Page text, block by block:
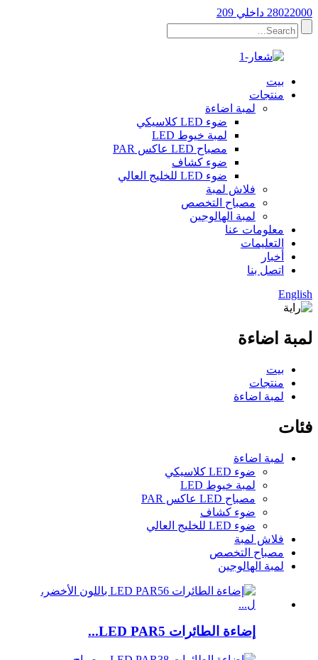
28022000 داخلي 209
بيت
منتجات
لمبة اضاءة
ضوء LED كلاسيكي
لمبة خيوط LED
مصباح LED عاكس PAR
ضوء كشاف
ضوء LED للخليج العالي
فلاش لمبة
مصباح التخصص
لمبة الهالوجين
معلومات عنا
التعليمات
أخبار
اتصل بنا
English
لمبة اضاءة
بيت
منتجات
لمبة اضاءة
فئات
لمبة اضاءة
ضوء LED كلاسيكي
لمبة خيوط LED
مصباح LED عاكس PAR
ضوء كشاف
ضوء LED للخليج العالي
فلاش لمبة
مصباح التخصص
لمبة الهالوجين
إضاءة الطائرات LED PAR5...